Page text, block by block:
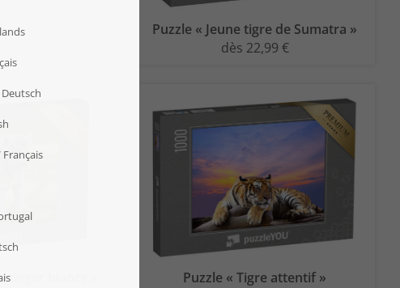
Puzzle « Jeune tigre de Sumatra »
dès 22,99 €
tieger blancs »
Puzzle « Tigre attentif »